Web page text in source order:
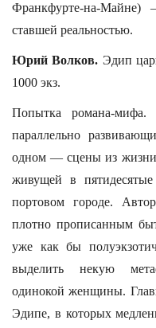
Франкфурте-на-Майне)
ставшей реальностью.
Юрий Волков. Эдип
1000 экз.
Попытка романа-мифа.
параллельно
одном — сцены из
живущей в
портовом городе.
плотно прописанным
уже как бы
выделить некую
одинокой женщины.
Эдипе, в которых